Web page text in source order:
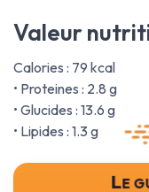
Valeur
Calories : 79 kcal
• Proteines : 2.8 g
• Glucides : 13.6 g
• Lipides : 1.3 g
Le